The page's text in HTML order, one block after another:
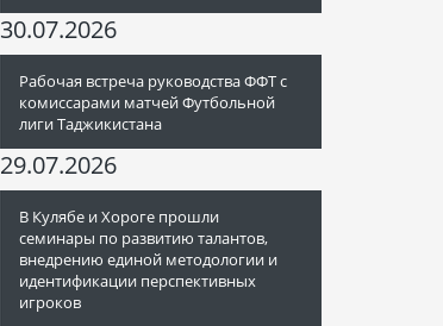
30.07.2026
Рабочая встреча руководства ФФТ с
комиссарами матчей Футбольной
лиги Таджикистана
29.07.2026
В Кулябе и Хороге прошли
семинары по развитию талантов,
внедрению единой методологии и
идентификации перспективных
игроков